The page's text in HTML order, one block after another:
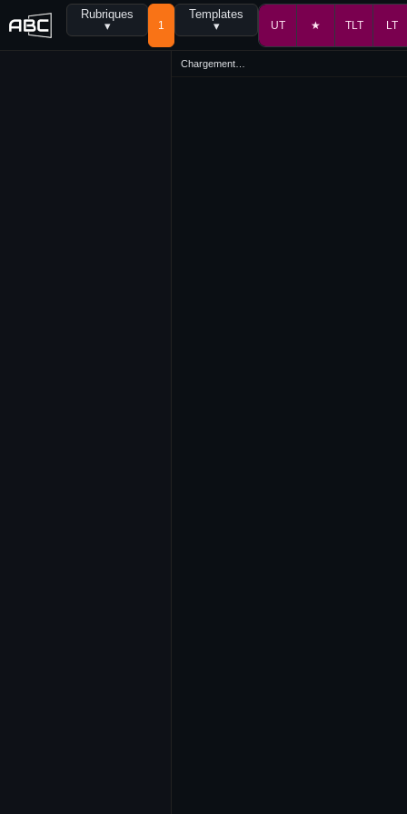
Rubriques
▾
1
Templates
▾
UT ★ TLT LT
Chargement…